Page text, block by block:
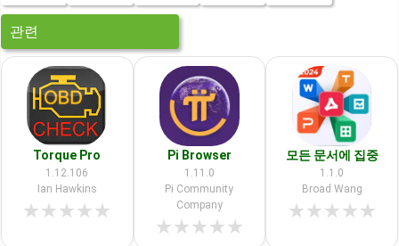
관련
Torque Pro
1.12.106
Ian Hawkins
★★★★★
Pi Browser
1.11.0
Pi Community
Company
★★★★★
모든 문서에 집중
1.1.0
Broad Wang
★★★★★